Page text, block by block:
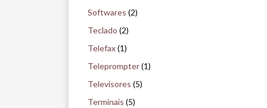
Softwares (2)
Teclado (2)
Telefax(1)
Teleprompter(1)
Televisores (5)
Terminais (5)